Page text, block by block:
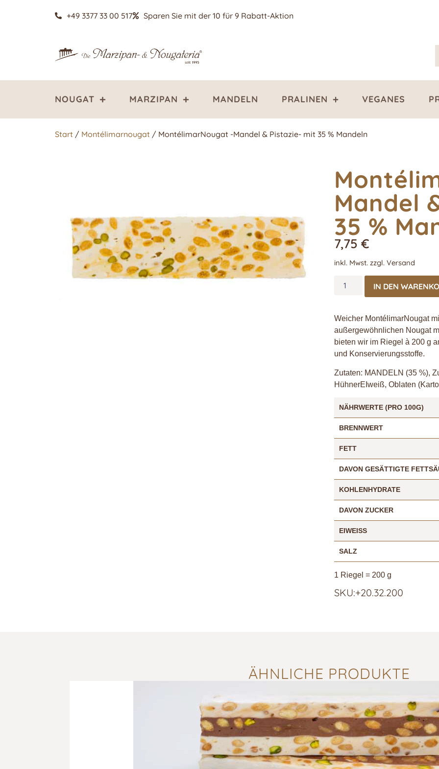
+49 3377 33 00 517 Sparen Sie mit der 10 für 9 Rabatt-Aktion
NOUGAT MARZIPAN MANDELN PRALINEN VEGANES
Start / Montélimarnougat / MontélimarNougat -Mandel & Pistazie- mit 35 % Mandeln
Mandel
35 %
7,75 €
inkl. Mwst. zzgl. Versand
IN DEN
Weicher MontélimarNougat
außergewöhnlichen Nougat
bieten wir im Riegel à 200 g
und Konservierungsstoffe.
Zutaten: MANDELN (35 %),
HühnerEIweiß, Oblaten
NÄHRWERTE (PRO 100G)
BRENNWERT
FETT
DAVON GESÄTTIGTE
KOHLENHYDRATE
DAVON ZUCKER
EIWEISS
SALZ
1 Riegel = 200 g
SKU:+20.32.200
ÄHNLICHE PRODUKTE